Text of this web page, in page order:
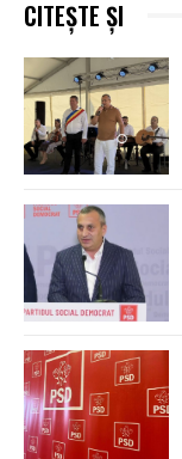
CITEȘTE ȘI